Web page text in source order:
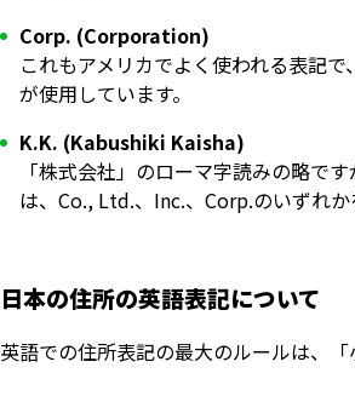
Corp. (Corporation)
これもアメリカでよく使われる表記
が使用しています。
K.K. (Kabushiki Kaisha)
「株式会社」のローマ字読みの略で
は、Co., Ltd.、Inc.、Corp.のいずれ
日本の住所の英語表記について
英語での住所表記の最大のルールは、